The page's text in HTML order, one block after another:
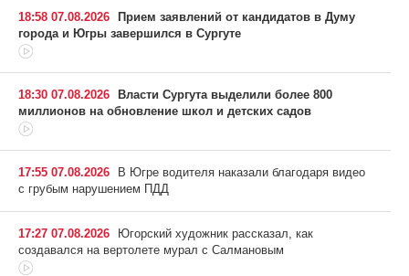
18:58 07.08.2026
Прием заявлений от кандидатов в Думу
города и Югры завершился в Сургуте
18:30 07.08.2026
Власти Сургута выделили более 800
миллионов на обновление школ и детских садов
17:55 07.08.2026
В Югре водителя наказали благодаря видео
с грубым нарушением ПДД
17:27 07.08.2026
Югорский художник рассказал, как
создавался на вертолете мурал с Салмановым